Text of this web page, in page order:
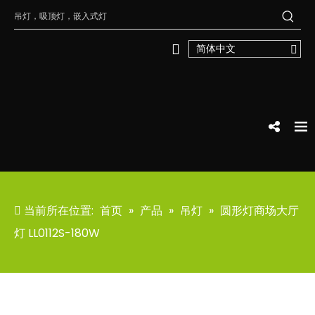
简体中文
当前所在位置: 首页 » 产品 » 吊灯 » 圆形灯商场大厅
灯 LL0112S-180W